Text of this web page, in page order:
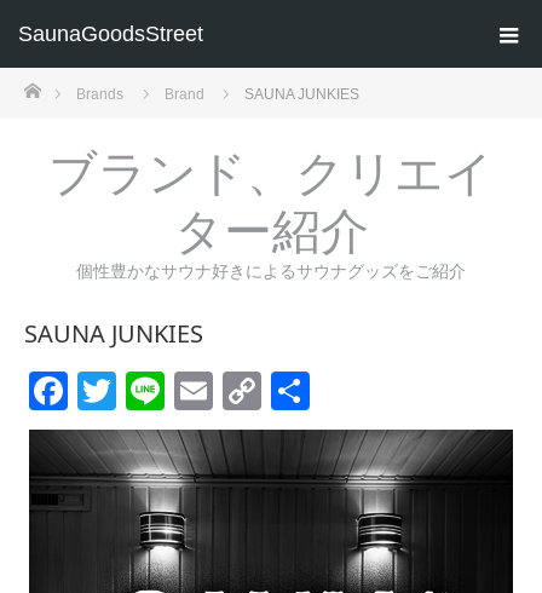
SaunaGoodsStreet
ホームBrands Brand SAUNA JUNKIES
ブランド、クリエイ
ター紹介
個性豊かなサウナ好きによるサウナグッズをご紹介
SAUNA JUNKIES
Facebook
Twitter
LineEmail
Copy
Link
有